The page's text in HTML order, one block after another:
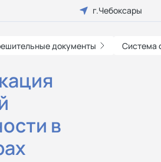
г.Чебоксары
документы Система
в